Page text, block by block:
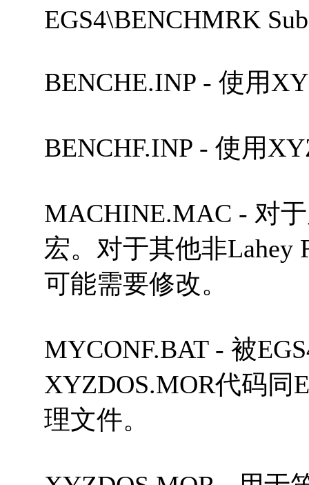
EGS4\BENCHMRK
BENCHE.INP - 使用
BENCHF.INP - 使用
MACHINE.MAC - 对
宏。对于其他非Lahey
可能需要修改。
MYCONF.BAT - 被
XYZDOS.MOR代码同
理文件。